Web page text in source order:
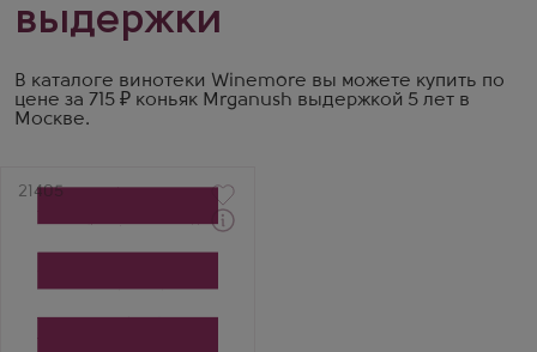
выдержки
В каталоге винотеки Winemore вы можете купить по
цене за 715 ₽ коньяк Mrganush выдержкой 5 лет в
Москве.
Артикул
21405
Years Old